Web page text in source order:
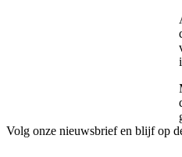
Volg onze nieuwsbrief en blijf op